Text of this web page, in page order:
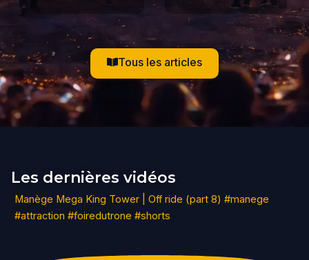
Tous les articles
Les dernières vidéos
Manège Mega King Tower | Off ride (part 8) #manege
#attraction #foiredutrone #shorts